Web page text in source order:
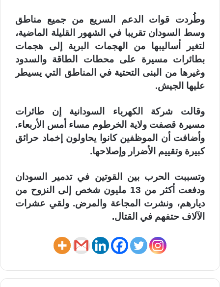
وطُردت قوات الدعم السريع من جميع مناطق
وسط السودان تقريبا في الشهور القليلة الماضية،
لتغير أساليبها من الهجمات البرية إلى هجمات
بطائرات مسيرة على محطات الطاقة والسدود
وغيرها من البنى التحتية في المناطق التي يسيطر
عليها الجيش.
وقالت شركة الكهرباء السودانية إن طائرات
مسيرة قصفت ولاية الخرطوم مساء أمس الأربعاء.
وأضافت أن الموظفين كانوا يحاولون إخماد حرائق
كبيرة وتقييم الأضرار وإصلاحها.
وتسببت الحرب بين القوتين في تدمير السودان
ودفعت أكثر من 13 مليون شخص إلى النزوح من
ديارهم، ونشرت المجاعة والمرض. ولقي عشرات
الآلاف حتفهم في القتال.